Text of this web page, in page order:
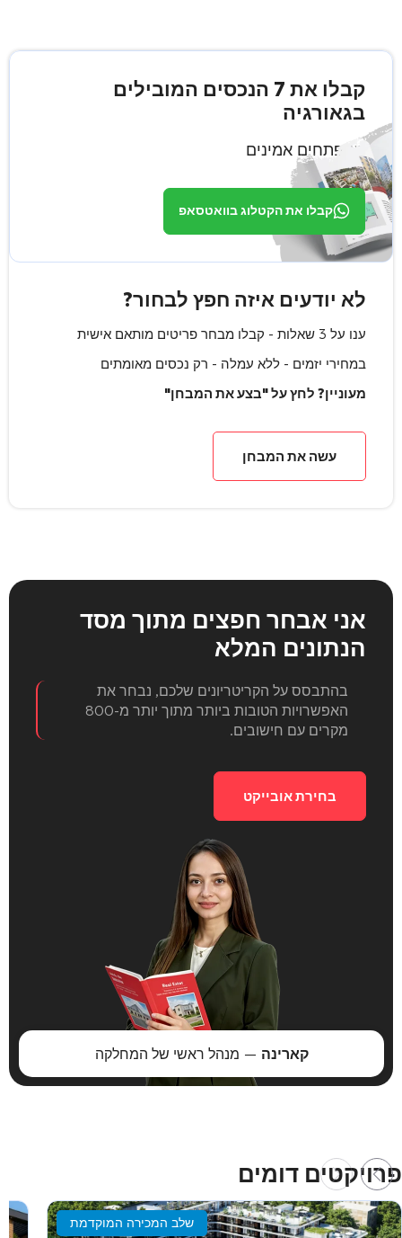
קבלו את 7 הנכסים המובילים
בגאורגיה
ממפתחים אמינים
קבלו את הקטלוג בוואטסאפ
לא יודעים איזה חפץ לבחור?
ענו על 3 שאלות - קבלו מבחר פריטים מותאם אישית
במחירי יזמים - ללא עמלה - רק נכסים מאומתים
מעוניין? לחץ על "בצע את המבחן"
עשה את המבחן
אני אבחר חפצים מתוך מסד
הנתונים המלא
בהתבסס על הקריטריונים שלכם, נבחר את
האפשרויות הטובות ביותר מתוך יותר מ-800
מקרים עם חישובים.
בחירת אובייקט
קארינה — מנהל ראשי של המחלקה
פרויקטים דומים
שלב המכירה המוקדמת